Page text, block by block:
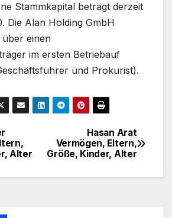
Stammkapital beträgt derzeit
Die Alan Holding GmbH
einen
im ersten Betriebauf
und Prokurist).
Hasan Arat
Vermögen, Eltern,
Größe, Kinder, Alter
Alter